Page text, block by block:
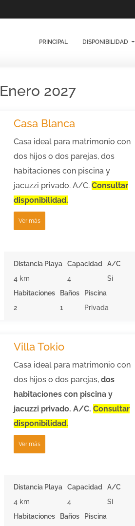
PRINCIPAL DISPONIBILIDAD
2027
Casa Blanca
Casa ideal para matrimonio con
dos hijos o dos parejas, dos
habitaciones con piscina y
jacuzzi privado. A/C. Consultar
disponibilidad.
Ver más
Distancia Playa
4 km
Capacidad
4
A/C
Si
Habitaciones
2
Baños
1
Piscina
Privada
Villa Tokio
Casa ideal para matrimonio con
dos hijos o dos parejas,dos
habitaciones con piscina y
jacuzzi privado. A/C. Consultar
disponibilidad.
Ver más
Distancia Playa
4 km
Capacidad
4
A/C
Si
Habitaciones
Baños
Piscina